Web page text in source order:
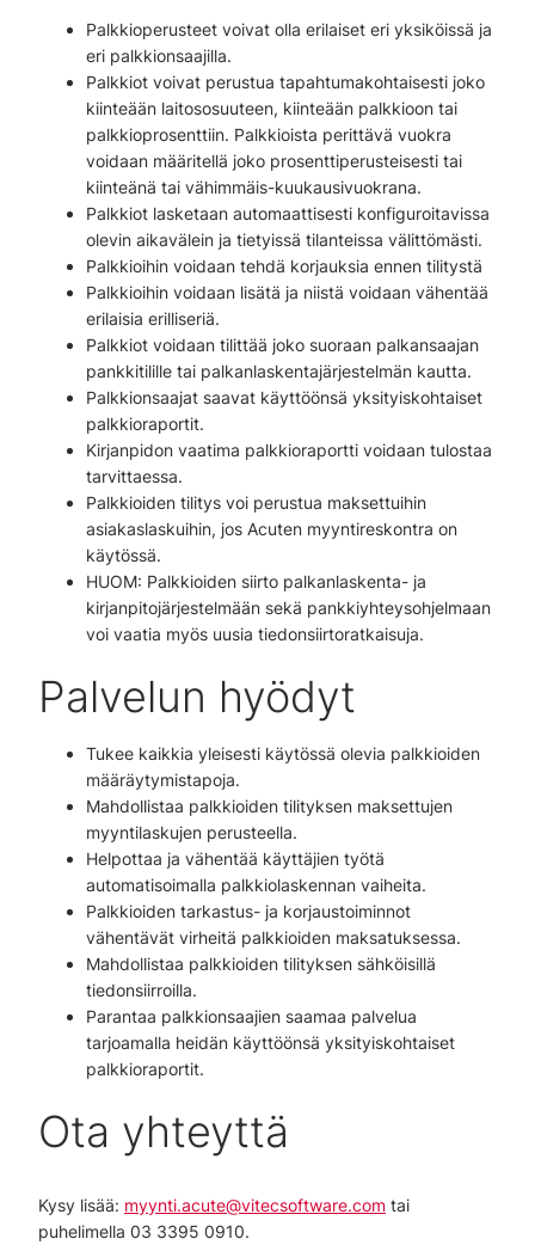
Palkkioperusteet voivat olla erilaiset eri yksiköissä ja
eri palkkionsaajilla.
Palkkiot voivat perustua tapahtumakohtaisesti joko
kiinteään laitososuuteen, kiinteään palkkioon tai
palkkioprosenttiin. Palkkioista perittävä vuokra
voidaan määritellä joko prosenttiperusteisesti tai
kiinteänä tai vähimmäis-kuukausivuokrana.
Palkkiot lasketaan automaattisesti konfiguroitavissa
olevin aikavälein ja tietyissä tilanteissa välittömästi.
Palkkioihin voidaan tehdä korjauksia ennen tilitystä
Palkkioihin voidaan lisätä ja niistä voidaan vähentää
erilaisia erilliseriä.
Palkkiot voidaan tilittää joko suoraan palkansaajan
pankkitilille tai palkanlaskentajärjestelmän kautta.
Palkkionsaajat saavat käyttöönsä yksityiskohtaiset
palkkioraportit.
Kirjanpidon vaatima palkkioraportti voidaan tulostaa
tarvittaessa.
Palkkioiden tilitys voi perustua maksettuihin
asiakaslaskuihin, jos Acuten myyntireskontra on
käytössä.
HUOM: Palkkioiden siirto palkanlaskenta- ja
kirjanpitojärjestelmään sekä pankkiyhteysohjelmaan
voi vaatia myös uusia tiedonsiirtoratkaisuja.
Palvelun hyödyt
Tukee kaikkia yleisesti käytössä olevia palkkioiden
määräytymistapoja.
Mahdollistaa palkkioiden tilityksen maksettujen
myyntilaskujen perusteella.
Helpottaa ja vähentää käyttäjien työtä
automatisoimalla palkkiolaskennan vaiheita.
Palkkioiden tarkastus- ja korjaustoiminnot
vähentävät virheitä palkkioiden maksatuksessa.
Mahdollistaa palkkioiden tilityksen sähköisillä
tiedonsiirroilla.
Parantaa palkkionsaajien saamaa palvelua
tarjoamalla heidän käyttöönsä yksityiskohtaiset
palkkioraportit.
Ota yhteyttä
Kysy lisää: myynti.acute@vitecsoftware.com tai
puhelimella 03 3395 0910.